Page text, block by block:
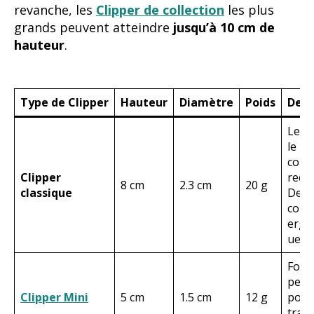
revanche, les Clipper de collection les plus
grands peuvent atteindre jusqu’à 10 cm de
hauteur.
Type de Clipper Hauteur Diamètre Poids
Clipper
classique
8 cm 2.3 cm 20 g
Le
le
ue.
Clipper Mini 5 cm 1.5 cm 12 g